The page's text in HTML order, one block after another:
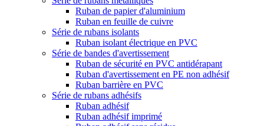
Ruban de papier d'aluminium
Ruban en feuille de cuivre
Série de rubans isolants
Ruban isolant électrique en PVC
Série de bandes d'avertissement
Ruban de sécurité en PVC antidérapant
Ruban d'avertissement en PE non adhésif
Ruban barrière en PVC
Série de rubans adhésifs
Ruban adhésif
Ruban adhésif imprimé